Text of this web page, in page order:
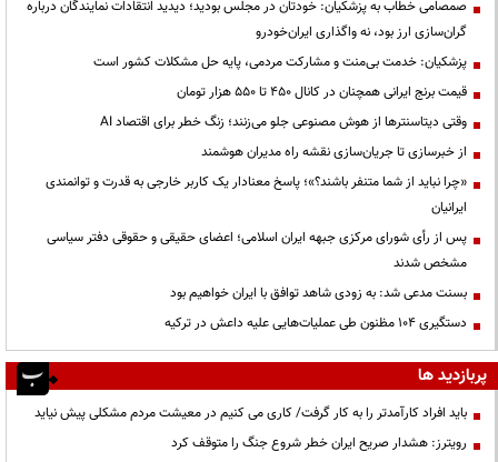
صمصامی خطاب به پزشکیان: خودتان در مجلس بودید؛ دیدید انتقادات نمایندگان درباره
گران‌سازی ارز بود، نه واگذاری ایران‌خودرو
پزشکیان: خدمت بی‌منت و مشارکت مردمی، پایه حل مشکلات کشور است
قیمت‌ برنج ایرانی همچنان در کانال ۴۵۰ تا ۵۵۰ هزار تومان
وقتی دیتاسنترها از هوش مصنوعی جلو می‌زنند؛ زنگ خطر برای اقتصاد AI
از خبرسازی تا جریان‌سازی نقشه راه مدیران هوشمند
«چرا نباید از شما متنفر باشند؟»؛ پاسخ معنادار یک کاربر خارجی به قدرت و توانمندی
ایرانیان
پس از رأی شورای مرکزی جبهه ایران اسلامی؛ اعضای حقیقی و حقوقی دفتر سیاسی
مشخص شدند
بسنت مدعی شد: به زودی شاهد توافق با ایران خواهیم بود
دستگیری ۱۰۴ مظنون طی عملیات‌هایی علیه داعش در ترکیه
پربازدید ها
باید افراد کارآمدتر را به کار گرفت/ کاری می کنیم در معیشت مردم مشکلی پیش نیاید
رویترز: هشدار صریح ایران خطر شروع جنگ را متوقف کرد